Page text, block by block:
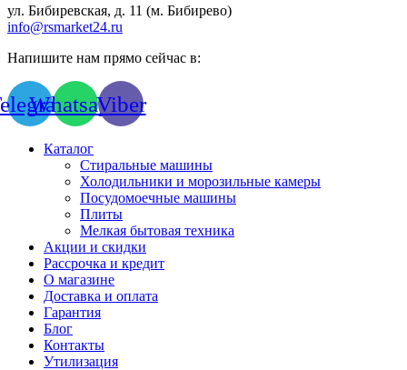
ул. Бибиревская, д. 11 (м. Бибирево)
info@rsmarket24.ru
Напишите нам прямо сейчас в:
WhatsappViber
Каталог
Стиральные машины
Холодильники и морозильные камеры
Посудомоечные машины
Плиты
Мелкая бытовая техника
Акции и скидки
Рассрочка и кредит
О магазине
Доставка и оплата
Гарантия
Блог
Контакты
Утилизация